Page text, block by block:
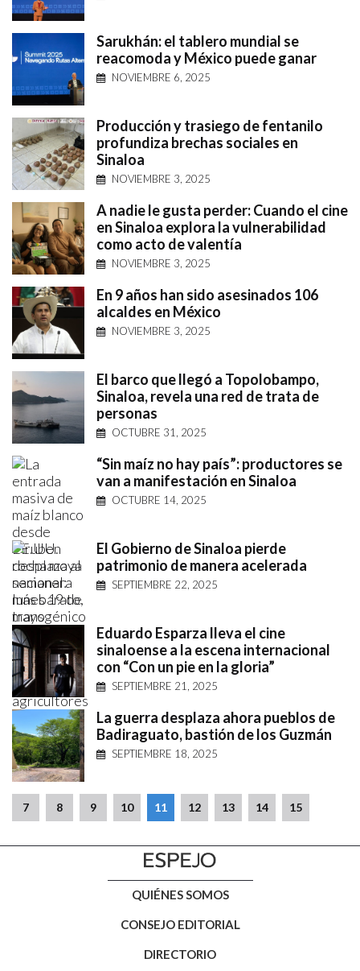
Sarukhán: el tablero mundial se
reacomoda y México puede ganar
NOVIEMBRE 6, 2025
Producción y trasiego de fentanilo
profundiza brechas sociales en
Sinaloa
NOVIEMBRE 3, 2025
A nadie le gusta perder: Cuando el cine
en Sinaloa explora la vulnerabilidad
como acto de valentía
NOVIEMBRE 3, 2025
En 9 años han sido asesinados 106
alcaldes en México
NOVIEMBRE 3, 2025
El barco que llegó a Topolobampo,
Sinaloa, revela una red de trata de
personas
OCTUBRE 31, 2025
“Sin maíz no hay país”: productores se
van a manifestación en Sinaloa
OCTUBRE 14, 2025
El Gobierno de Sinaloa pierde
patrimonio de manera acelerada
SEPTIEMBRE 22, 2025
Eduardo Esparza lleva el cine
sinaloense a la escena internacional
con “Con un pie en la gloria”
SEPTIEMBRE 21, 2025
La guerra desplaza ahora pueblos de
Badiraguato, bastión de los Guzmán
SEPTIEMBRE 18, 2025
7 8 9 10 11 12 13 14 15
QUIÉNES SOMOS
CONSEJO EDITORIAL
DIRECTORIO